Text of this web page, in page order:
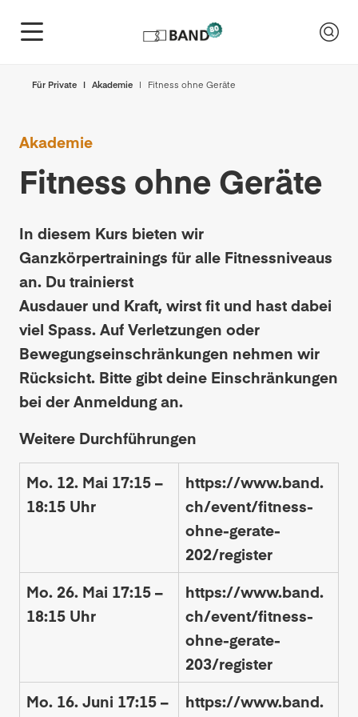
Für Private Akademie Fitness ohne Geräte
Akademie
Fitness ohne Geräte
In diesem Kurs bieten wir
Ganzkörpertrainings für alle Fitnessniveaus
an. Du trainierst
Ausdauer und Kraft, wirst fit und hast dabei
viel Spass. Auf Verletzungen oder
Bewegungseinschränkungen nehmen wir
Rücksicht. Bitte gibt deine Einschränkungen
bei der Anmeldung an.
Weitere Durchführungen
Mo. 12. Mai 17:15 –
18:15 Uhr
https://www.band.
ch/event/fitness-
ohne-gerate-
202/register
Mo. 26. Mai 17:15 –
18:15 Uhr
https://www.band.
ch/event/fitness-
ohne-gerate-
203/register
Mo. 16. Juni 17:15 –
https://www.band.